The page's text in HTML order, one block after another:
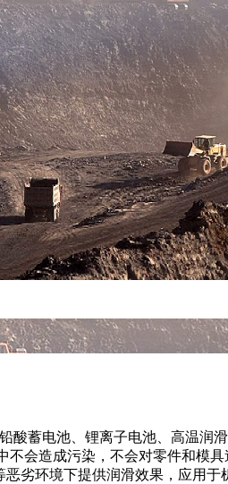
电池、锂离子电池、高温润滑
造成污染，不会对零件和模具
劣环境下提供润滑效果，应用于